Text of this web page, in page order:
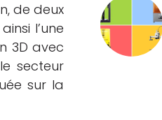
de deux
l’une
3D avec
secteur
sur la